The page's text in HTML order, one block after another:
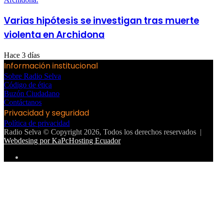
Varias hipótesis se investigan tras muerte
violenta en Archidona
Hace 3 días
Información institucional
Sobre Radio Selva
Código de ética
Buzón Ciudadano
Contáctanos
Privacidad y seguridad
Política de privacidad
Radio Selva © Copyright 2026, Todos los derechos reservados |
Webdesing por KaPcHosting Ecuador